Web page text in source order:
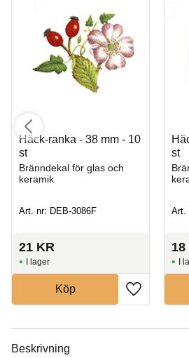
Häck-ranka - 38 mm - 10
st
Bränndekal för glas och
keramik
Art. nr: DEB-3086F
21 KR
I lager
Köp
st
Art.
18
I
Beskrivning